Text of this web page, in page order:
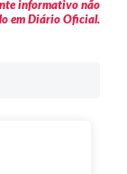
informativo não
em Diário Oficial.